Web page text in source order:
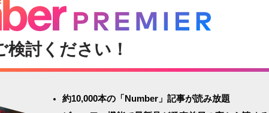
検討ください！
約10,000本の「Number」記事が読み放題